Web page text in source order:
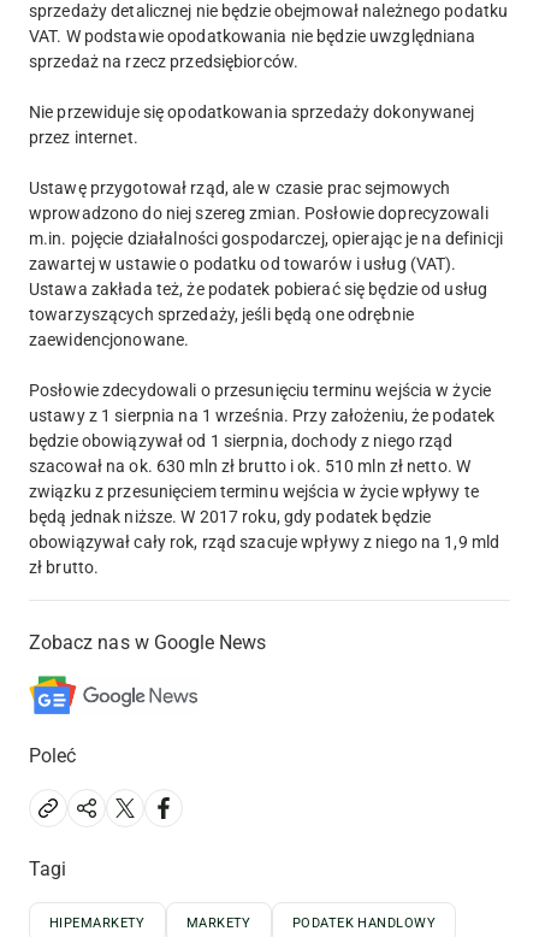
sprzedaży detalicznej nie będzie obejmował należnego podatku
VAT. W podstawie opodatkowania nie będzie uwzględniana
sprzedaż na rzecz przedsiębiorców.
Nie przewiduje się opodatkowania sprzedaży dokonywanej
przez internet.
Ustawę przygotował rząd, ale w czasie prac sejmowych
wprowadzono do niej szereg zmian. Posłowie doprecyzowali
m.in. pojęcie działalności gospodarczej, opierając je na definicji
zawartej w ustawie o podatku od towarów i usług (VAT).
Ustawa zakłada też, że podatek pobierać się będzie od usług
towarzyszących sprzedaży, jeśli będą one odrębnie
zaewidencjonowane.
Posłowie zdecydowali o przesunięciu terminu wejścia w życie
ustawy z 1 sierpnia na 1 września. Przy założeniu, że podatek
będzie obowiązywał od 1 sierpnia, dochody z niego rząd
szacował na ok. 630 mln zł brutto i ok. 510 mln zł netto. W
związku z przesunięciem terminu wejścia w życie wpływy te
będą jednak niższe. W 2017 roku, gdy podatek będzie
obowiązywał cały rok, rząd szacuje wpływy z niego na 1,9 mld
zł brutto.
Zobacz nas w Google News
Poleć
Tagi
HIPEMARKETY MARKETY PODATEK HANDLOWY